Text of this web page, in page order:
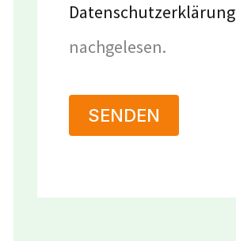
Datenschutzerklärung
nachgelesen.